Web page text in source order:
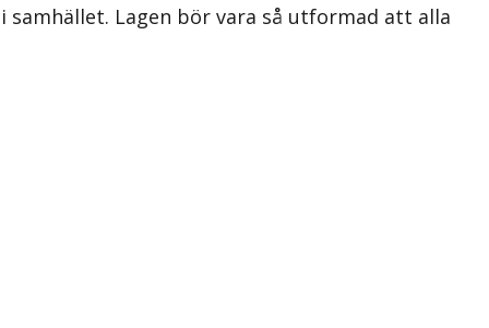
Lagen bör vara så utformad att alla